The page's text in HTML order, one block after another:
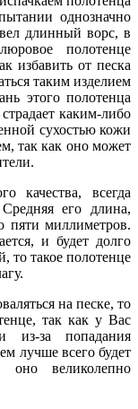
однозначно
длинный ворс, в
полотенце
избавить от песка
таким изделием
этого полотенца
каким-либо
сухостью кожи
так как оно может
качества, всегда
его длина,
пяти миллиметров.
и будет долго
то такое полотенце
на песке, то
так как у Вас
из-за попадания
лучше всего будет
оно великолепно